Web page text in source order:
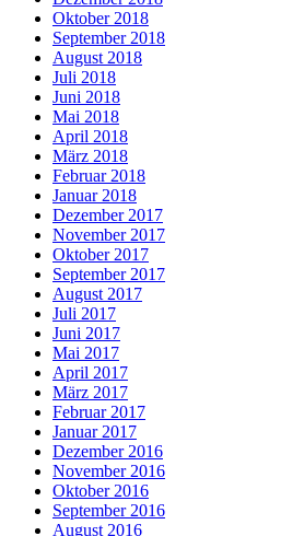
Oktober 2018
September 2018
August 2018
Juli 2018
Juni 2018
Mai 2018
April 2018
März 2018
Februar 2018
Januar 2018
Dezember 2017
November 2017
Oktober 2017
September 2017
August 2017
Juli 2017
Juni 2017
Mai 2017
April 2017
März 2017
Februar 2017
Januar 2017
Dezember 2016
November 2016
Oktober 2016
September 2016
August 2016